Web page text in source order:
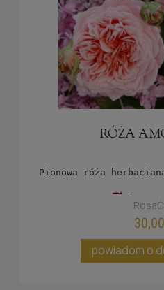
RÓŻA
Pionowa róża
powiadom o